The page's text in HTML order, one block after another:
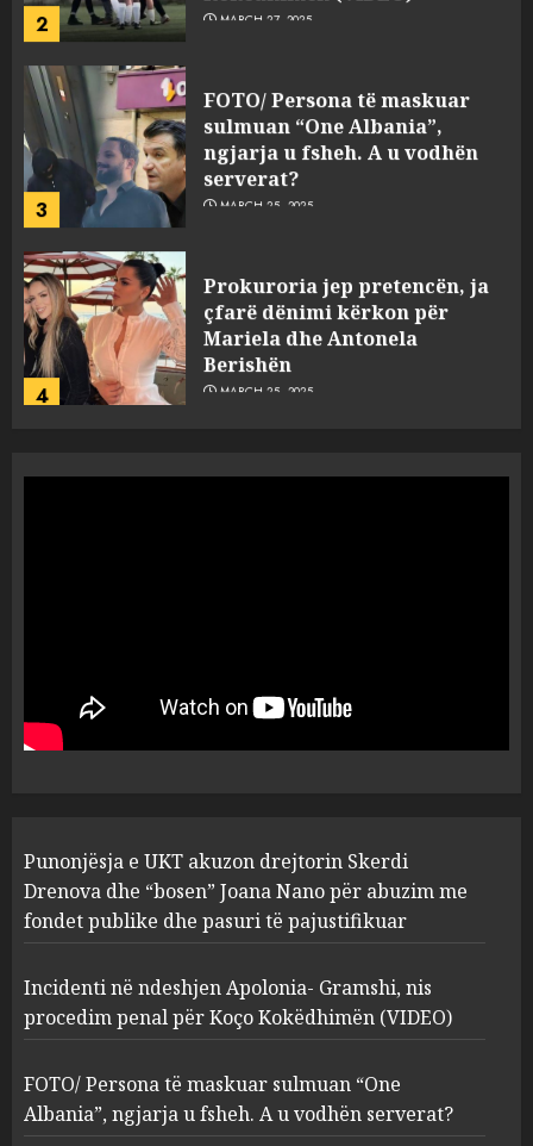
2 MARCH 27, 2025
3
FOTO/ Persona të maskuar
sulmuan “One Albania”,
ngjarja u fsheh. A u vodhën
serverat?
MARCH 25, 2025
4
Prokuroria jep pretencën, ja
çfarë dënimi kërkon për
Mariela dhe Antonela
Berishën
MARCH 25, 2025
1
“bosen” Joana Nano për
abuzim me fondet publike dhe
pasuri të pajustifikuar
2
Apolonia- Gramshi, nis
procedim penal për Koço
Kokëdhimën (VIDEO)
MARCH 27, 2025
3
FOTO/ Persona të maskuar
sulmuan “One Albania”,
ngjarja u fsheh. A u vodhën
serverat?
MARCH 25, 2025
Punonjësja e UKT akuzon drejtorin Skerdi
Drenova dhe “bosen” Joana Nano për abuzim me
fondet publike dhe pasuri të pajustifikuar
Incidenti në ndeshjen Apolonia- Gramshi, nis
procedim penal për Koço Kokëdhimën (VIDEO)
FOTO/ Persona të maskuar sulmuan “One
Albania”, ngjarja u fsheh. A u vodhën serverat?